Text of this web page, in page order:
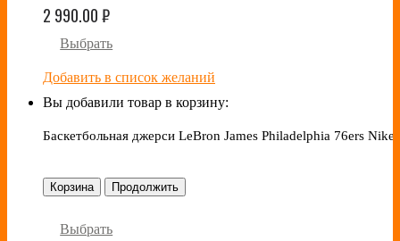
2 990.00₽
Выбрать
Добавить в список желаний
Вы добавили товар в корзину:
Баскетбольная джерси LeBron James Philadelphia 76ers Nike
Корзина Продолжить
Выбрать